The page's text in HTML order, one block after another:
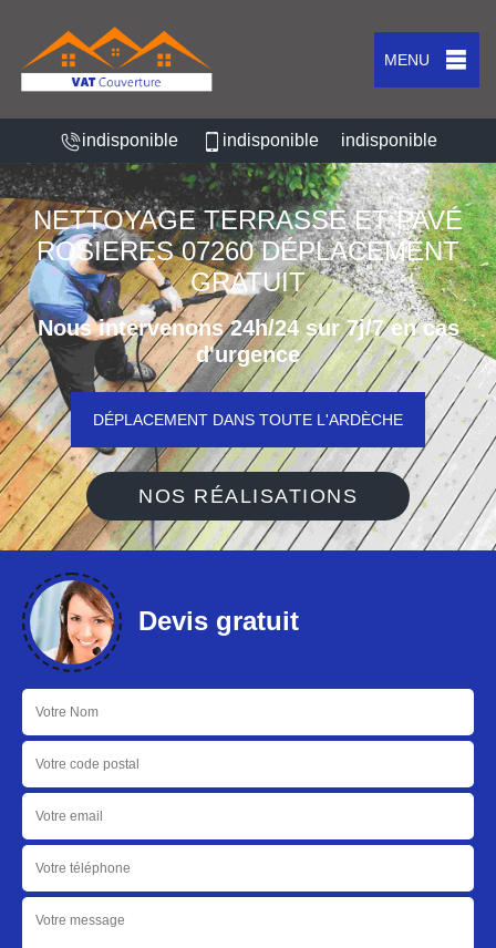
MENU
indisponible indisponible indisponible
NETTOYAGE TERRASSE ET PAVÉ
ROSIERES 07260 DÉPLACEMENT
GRATUIT
Nous intervenons 24h/24 sur 7j/7 en cas
d'urgence
DÉPLACEMENT DANS TOUTE L'ARDÈCHE
NOS RÉALISATIONS
Devis gratuit